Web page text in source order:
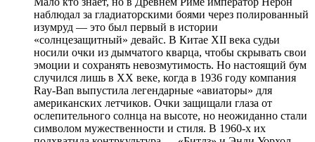
наблюдал за гладиаторскими боями через полированный
изумруд — это был первый в истории
«солнцезащитный» девайс. В Китае XII века судьи
носили очки из дымчатого кварца, чтобы скрывать свои
эмоции и сохранять невозмутимость. Но настоящий бум
случился лишь в XX веке, когда в 1936 году компания
Ray-Ban выпустила легендарные «авиаторы» для
американских летчиков. Очки защищали глаза от
ослепительного солнца на высоте, но неожиданно стали
символом мужественности и стиля. В 1960-х их